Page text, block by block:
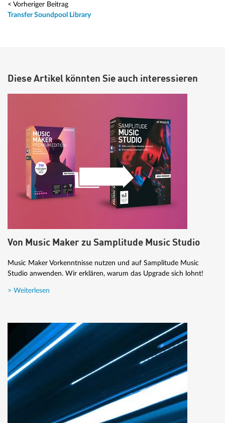
< Vorheriger Beitrag
Transfer Soundpool Library
Diese Artikel könnten Sie auch interessieren
Von Music Maker zu Samplitude Music Studio
Music Maker Vorkenntnisse nutzen und auf Samplitude Music
Studio anwenden. Wir erklären, warum das Upgrade sich lohnt!
> Weiterlesen